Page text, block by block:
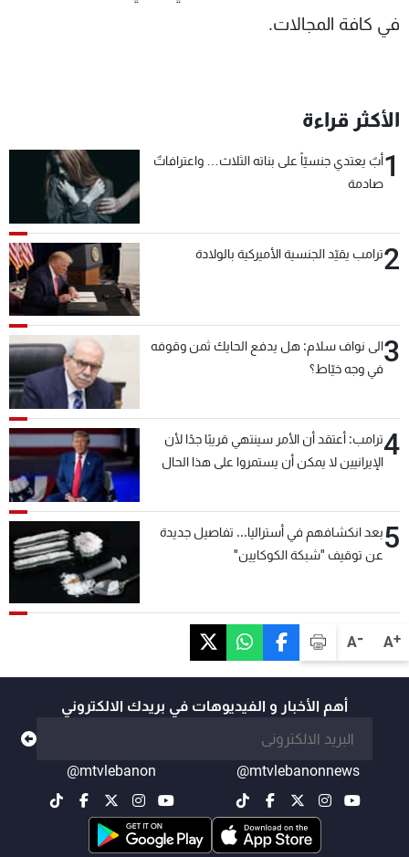
A+
A-
في كافة المجالات.
الأكثر قراءة
1أبٌ يعتدي جنسيّاً على بناته الثلاث… واعترافاتٌ
صادمة
2ترامب يقيّد الجنسية الأميركية بالولادة
3الى نواف سلام: هل يدفع الحايك ثمن وقوفه
في وجه خيّاط؟
4ترامب: أعتقد أن الأمر سينتهي قريبًا جدًا لأن
الإيرانيين لا يمكن أن يستمروا على هذا الحال
5بعد انكشافهم في أستراليا... تفاصيل جديدة
عن توقيف "شبكة الكوكايين"
أهم الأخبار و الفيديوهات في بريدك الالكتروني
@mtvlebanonnews
@mtvlebanon